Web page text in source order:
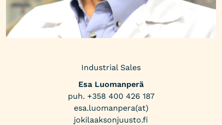
Industrial Sales
Esa Luomanperä
puh. +358 400 426 187
esa.luomanpera(at)
jokilaaksonjuusto.fi